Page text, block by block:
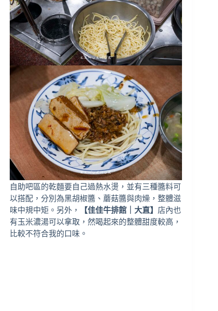
自助吧區的乾麵要自己過熱水燙，並有三種醬料可
以搭配，分別為黑胡椒醬、蘑菇醬與肉燥，整體滋
味中規中矩。另外，
【佳佳牛排館｜大直】 店內也
有玉米濃湯可以拿取，然喝起來的整體甜度較高，
比較不符合我的口味。